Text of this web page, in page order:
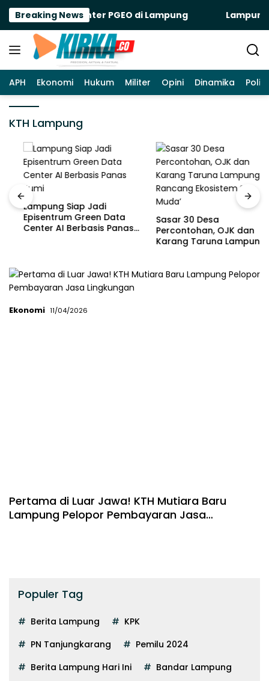
Langsung
konten
Breaking News
Green Data Center PGEO di Lampung Lampung
APH Ekonomi Hukum Militer Opini Dinamika
KTH Lampung
Lampung Siap Jadi
Episentrum Green Data
Center AI Berbasis Panas
Sasar 30 Desa
Percontohan, OJK dan
Karang Taruna Lampung
Ekonomi 11/04/2026
Pertama di Luar Jawa! KTH Mutiara Baru
Lampung Pelopor Pembayaran Jasa
Populer Tag
Berita Lampung
KPK
PN Tanjungkarang
Pemilu 2024
Berita Lampung Hari Ini
Bandar Lampung